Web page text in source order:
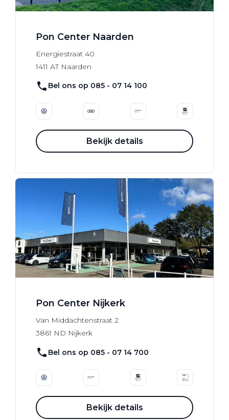
Pon Center Naarden
Energiestraat 40
1411 AT Naarden
Bel ons op 085 - 07 14 100
Bekijk details
Pon Center Nijkerk
Van Middachtenstraat 2
3861 ND Nijkerk
Bel ons op 085 - 07 14 700
Bekijk details